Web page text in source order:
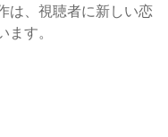
は、視聴者に新しい恋
す。